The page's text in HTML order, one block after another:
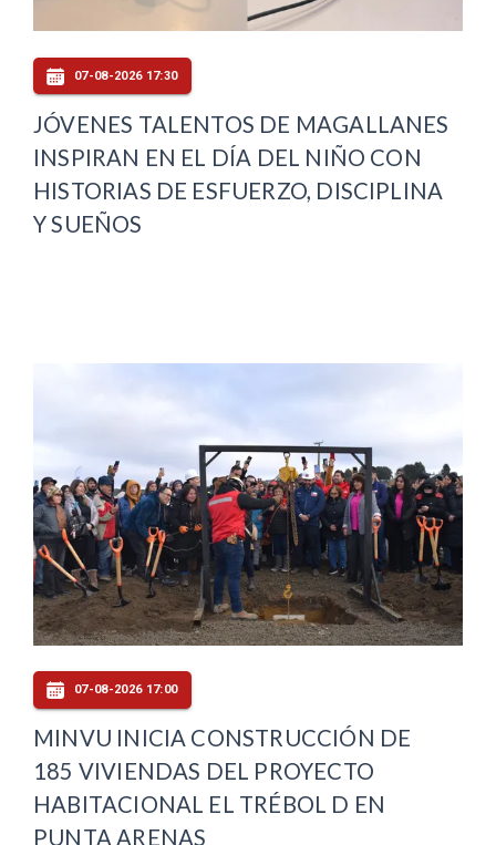
07-08-2026 17:30
JÓVENES TALENTOS DE MAGALLANES
INSPIRAN EN EL DÍA DEL NIÑO CON
HISTORIAS DE ESFUERZO, DISCIPLINA
Y SUEÑOS
07-08-2026 17:00
MINVU INICIA CONSTRUCCIÓN DE
185 VIVIENDAS DEL PROYECTO
HABITACIONAL EL TRÉBOL D EN
PUNTA ARENAS